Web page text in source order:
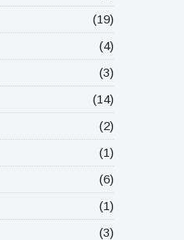
(19)
(4)
(3)
(14)
(2)
(1)
(6)
(1)
(3)